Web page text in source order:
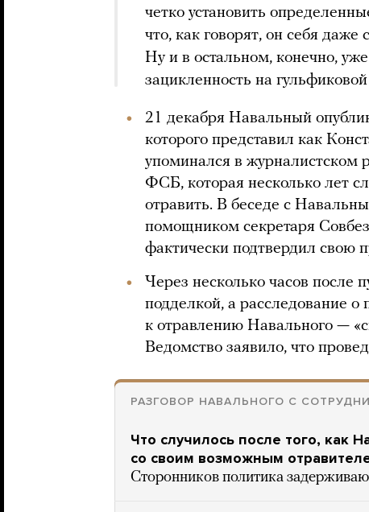
четко установить
что, как говорят, он себя даже
Ну и в остальном, конечно,
зацикленность на
21 декабря Навальный
которого представил как
упоминался в журналистском
ФСБ, которая несколько лет
отравить. В беседе с
помощником секретаря
фактически подтвердил свою
Через несколько часов после
подделкой, а расследование о
к отравлению Навального —
Ведомство заявило, что
РАЗГОВОР НАВАЛЬНОГО С
Что случилось после того, как
со своим возможным
Сторонников политика